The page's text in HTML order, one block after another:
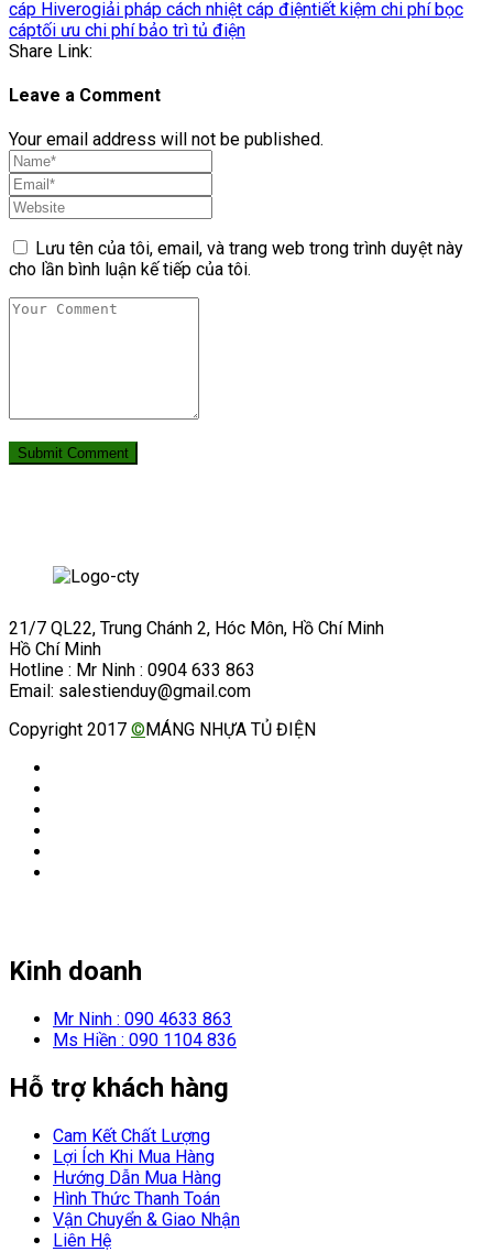
cáp Hiverogiải pháp cách nhiệt cáp điệntiết kiệm chi phí bọc
cáptối ưu chi phí bảo trì tủ điện
Share Link:
Leave a Comment
Your email address will not be published.
Lưu tên của tôi, email, và trang web trong trình duyệt này
cho lần bình luận kế tiếp của tôi.
21/7 QL22, Trung Chánh 2, Hóc Môn, Hồ Chí Minh
Hồ Chí Minh
Hotline : Mr Ninh : 0904 633 863
Email: salestienduy@gmail.com
Copyright 2017 ©MÁNG NHỰA TỦ ĐIỆN
Kinh doanh
Mr Ninh : 090 4633 863
Ms Hiền : 090 1104 836
Hỗ trợ khách hàng
Cam Kết Chất Lượng
Lợi Ích Khi Mua Hàng
Hướng Dẫn Mua Hàng
Hình Thức Thanh Toán
Vận Chuyển & Giao Nhận
Liên Hệ